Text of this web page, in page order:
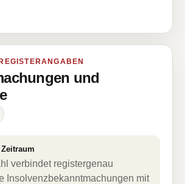
und
verbindet registergenau
Insolvenzbekanntmachungen mit